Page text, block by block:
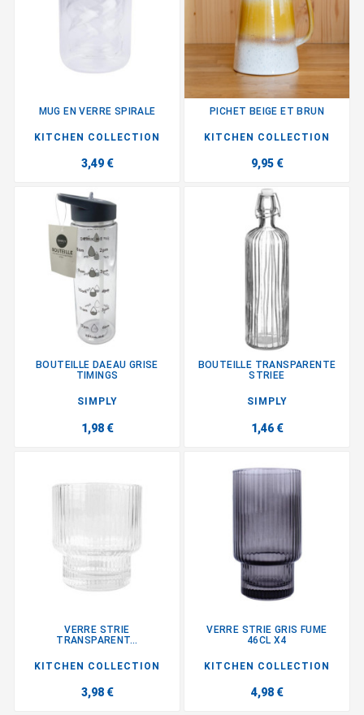
MUG EN VERRE SPIRALE
KITCHEN COLLECTION
3,49 €
PICHET BEIGE ET BRUN
KITCHEN COLLECTION
9,95 €
BOUTEILLE DAEAU GRISE
TIMINGS
SIMPLY
1,98 €
BOUTEILLE TRANSPARENTE
STRIEE
SIMPLY
1,46 €
VERRE STRIE
TRANSPARENT...
KITCHEN COLLECTION
3,98 €
VERRE STRIE GRIS FUME
46CL X4
KITCHEN COLLECTION
4,98 €